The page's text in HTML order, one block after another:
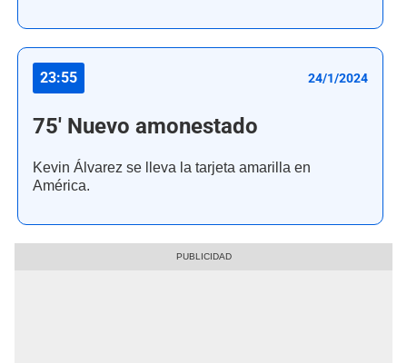
23:55 24/1/2024
75' Nuevo amonestado
Kevin Álvarez se lleva la tarjeta amarilla en
América.